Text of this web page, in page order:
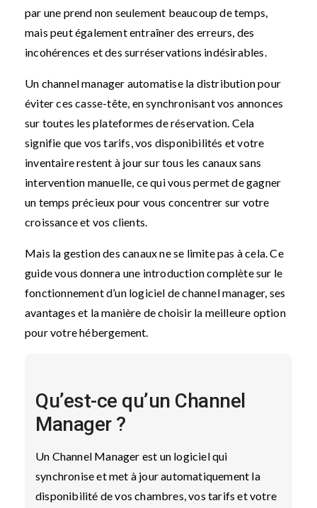
par une prend non seulement beaucoup de temps,
mais peut également entraîner des erreurs, des
incohérences et des surréservations indésirables.
Un channel manager automatise la distribution pour
éviter ces casse-tête, en synchronisant vos annonces
sur toutes les plateformes de réservation. Cela
signifie que vos tarifs, vos disponibilités et votre
inventaire restent à jour sur tous les canaux sans
intervention manuelle, ce qui vous permet de gagner
un temps précieux pour vous concentrer sur votre
croissance et vos clients.
Mais la gestion des canaux ne se limite pas à cela. Ce
guide vous donnera une introduction complète sur le
fonctionnement d’un logiciel de channel manager, ses
avantages et la manière de choisir la meilleure option
pour votre hébergement.
Qu’est-ce qu’un Channel
Manager ?
Un Channel Manager est un logiciel qui
synchronise et met à jour automatiquement la
disponibilité de vos chambres, vos tarifs et votre